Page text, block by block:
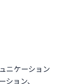
ニケーション
ョン、